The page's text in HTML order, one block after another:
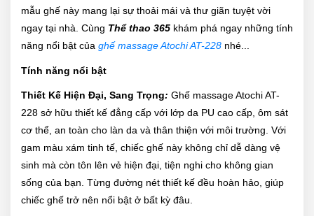
mẫu ghế này mang lại sự thoải mái và thư giãn tuyệt vời
ngay tại nhà. Cùng Thể thao 365 khám phá ngay những tính
năng nổi bật của ghế massage Atochi AT-228 nhé...
Tính năng nổi bật
Thiết Kế Hiện Đại, Sang Trọng: Ghế massage Atochi AT-
228 sở hữu thiết kế đẳng cấp với lớp da PU cao cấp, ôm sát
cơ thể, an toàn cho làn da và thân thiện với môi trường. Với
gam màu xám tinh tế, chiếc ghế này không chỉ dễ dàng vệ
sinh mà còn tôn lên vẻ hiện đại, tiện nghi cho không gian
sống của bạn. Từng đường nét thiết kế đều hoàn hảo, giúp
chiếc ghế trở nên nổi bật ở bất kỳ đâu.